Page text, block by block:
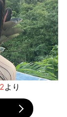
より